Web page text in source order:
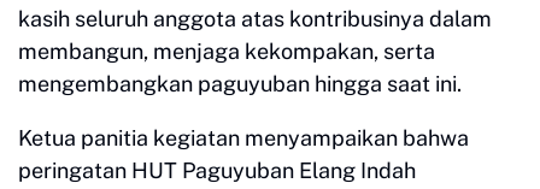
kasih seluruh anggota atas kontribusinya dalam
membangun, menjaga kekompakan, serta
mengembangkan paguyuban hingga saat ini.
Ketua panitia kegiatan menyampaikan bahwa
peringatan HUT Paguyuban Elang Indah